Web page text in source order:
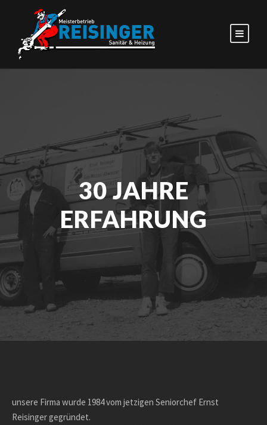
30 JAHRE
ERFAHRUNG
unsere Firma wurde 1984 vom jetzigen Seniorchef Ernst
Reisinger gegründet.